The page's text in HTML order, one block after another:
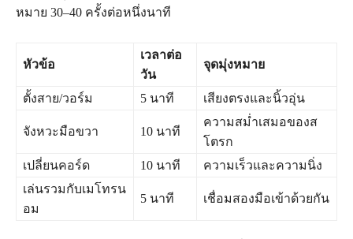
หมาย 30–40 ครั้งต่อหนึ่งนาที
หัวข้อ
เวลาต่อ
วัน
จุดมุ่งหมาย
ตั้งสาย/วอร์ม 5 นาที เสียงตรงและนิ้วอุ่น
จังหวะมือขวา 10 นาที
ความสม่ำเสมอของส
โตรก
เปลี่ยนคอร์ด
10 นาที
ความเร็วและความนิ่ง
เล่นรวมกับเมโทรน
อม
5 นาที เชื่อมสองมือเข้าด้วยกัน